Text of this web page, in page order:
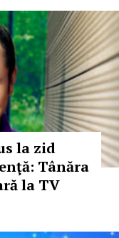
la zid
Tânăra
la TV